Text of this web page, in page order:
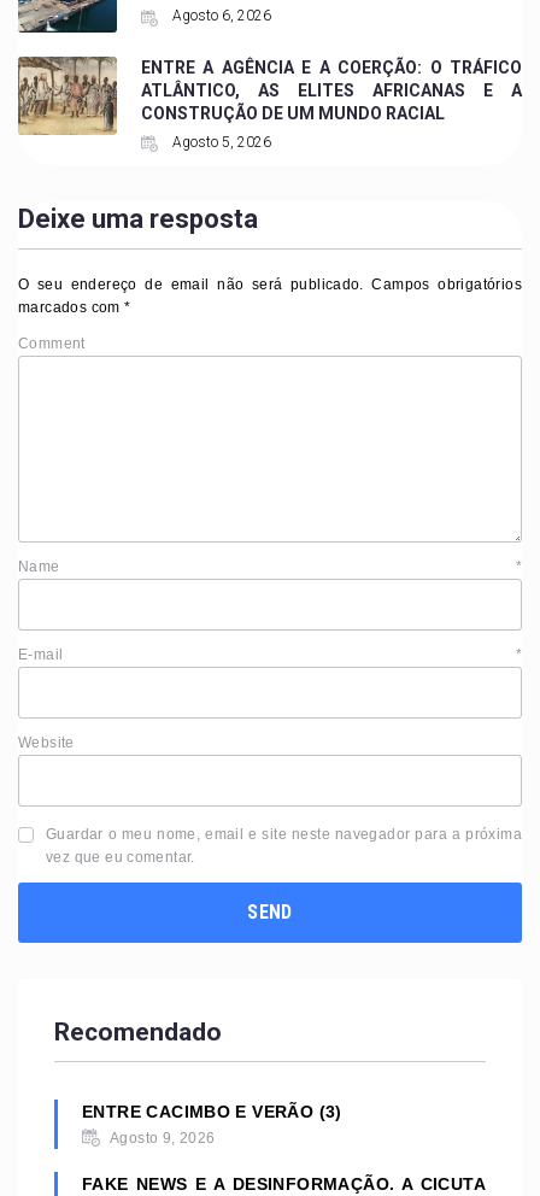
Agosto 6, 2026
ENTRE A AGÊNCIA E A COERÇÃO: O TRÁFICO
ATLÂNTICO, AS ELITES AFRICANAS E A
CONSTRUÇÃO DE UM MUNDO RACIAL
Agosto 5, 2026
Deixe uma resposta
O seu endereço de email não será publicado.
Campos obrigatórios
marcados com*
Comment
Name *
E-mail *
Website
Guardar o meu nome, email e site neste navegador para a próxima
vez que eu comentar.
Recomendado
ENTRE CACIMBO E VERÃO (3)
Agosto 9, 2026
FAKE NEWS E A DESINFORMAÇÃO. A CICUTA